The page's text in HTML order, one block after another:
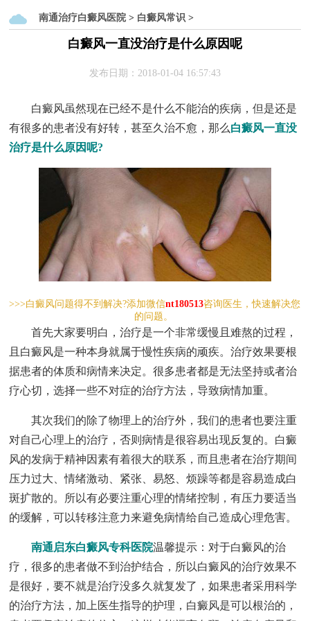
南通治疗白癜风医院> 白癜风常识>
白癜风一直没治疗是什么原因呢
发布日期：2018-01-04 16:57:43
白癜风虽然现在已经不是什么不能治的疾病，但是还是
有很多的患者没有好转，甚至久治不愈，那么白癜风一直没
治疗是什么原因呢?
>>>白癜风问题得不到解决?添加微信nt180513咨询医生，快速解决您
的问题。
首先大家要明白，治疗是一个非常缓慢且难熬的过程，
且白癜风是一种本身就属于慢性疾病的顽疾。治疗效果要根
据患者的体质和病情来决定。很多患者都是无法坚持或者治
疗心切，选择一些不对症的治疗方法，导致病情加重。
其次我们的除了物理上的治疗外，我们的患者也要注重
对自己心理上的治疗，否则病情是很容易出现反复的。白癜
风的发病于精神因素有着很大的联系，而且患者在治疗期间
压力过大、情绪激动、紧张、易怒、烦躁等都是容易造成白
斑扩散的。所以有必要注重心理的情绪控制，有压力要适当
的缓解，可以转移注意力来避免病情给自己造成心理危害。
南通启东白癜风专科医院温馨提示：对于白癜风的治
疗，很多的患者做不到治护结合，所以白癜风的治疗效果不
是很好，要不就是治疗没多久就复发了，如果患者采用科学
的治疗方法，加上医生指导的护理，白癜风是可以根治的，